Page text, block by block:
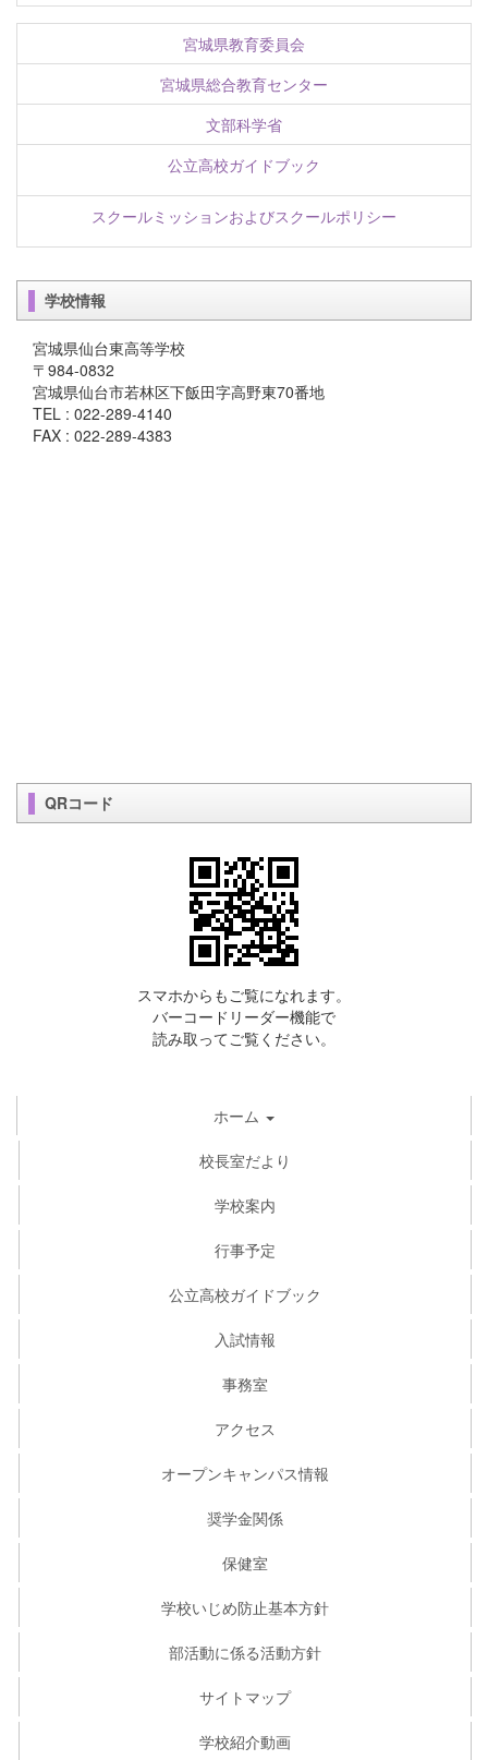
宮城県教育委員会
宮城県総合教育センター
文部科学省
公立高校ガイドブック
スクールミッションおよびスクールポリシー
学校情報
宮城県仙台東高等学校
〒984-0832
宮城県仙台市若林区下飯田字高野東70番地
TEL : 022-289-4140
FAX : 022-289-4383
QRコード
スマホからもご覧になれます。
バーコードリーダー機能で
読み取ってご覧ください。
ホーム
校長室だより
学校案内
行事予定
公立高校ガイドブック
入試情報
事務室
アクセス
オープンキャンパス情報
奨学金関係
保健室
学校いじめ防止基本方針
部活動に係る活動方針
サイトマップ
学校紹介動画